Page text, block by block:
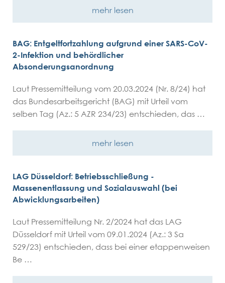
mehr lesen
BAG: Entgeltfortzahlung aufgrund einer SARS-CoV-
2-Infektion und behördlicher
Absonderungsanordnung
Laut Pressemitteilung vom 20.03.2024 (Nr. 8/24) hat
das Bundesarbeitsgericht (BAG) mit Urteil vom
selben Tag (Az.: 5 AZR 234/23) entschieden, das …
mehr lesen
LAG Düsseldorf: Betriebsschließung -
Massenentlassung und Sozialauswahl (bei
Abwicklungsarbeiten)
Laut Pressemitteilung Nr. 2/2024 hat das LAG
Düsseldorf mit Urteil vom 09.01.2024 (Az.: 3 Sa
529/23) entschieden, dass bei einer etappenweisen
Be …